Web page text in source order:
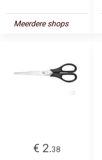
Meerdere shops
€ 2.38